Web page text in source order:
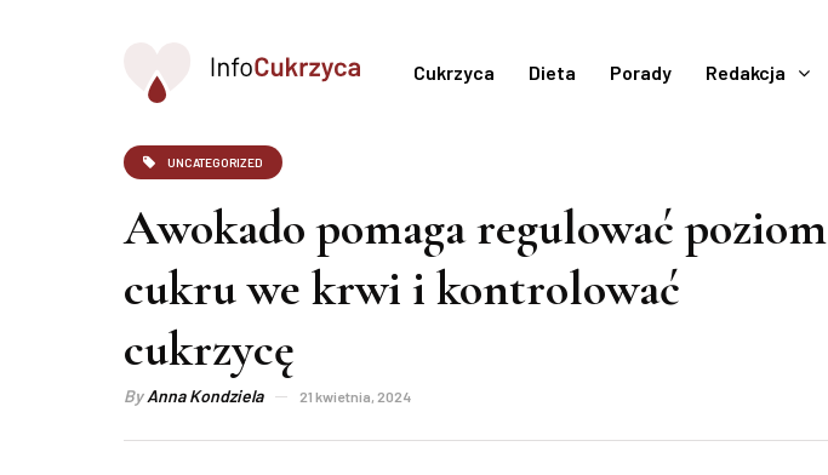
Cukrzyca Dieta Porady Redakcja
UNCATEGORIZED
Awokado pomaga regulować poziom
cukru we krwi i kontrolować
cukrzycę
ByAnna Kondziela 21 kwietnia, 2024